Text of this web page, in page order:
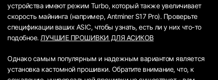
устройства имеют режим Turbo, который также увеличивает
скорость майнинга (например, Antminer S17 Pro). Проверьте
спецификации ваших ASIC, чтобы узнать, есть ли у них что-то
подобное.ЛУЧШИЕ ПРОШИВКИ ДЛЯ АСИКОВ
Однако самым популярным и надежным вариантом является
установка кастомной прошивки. Обратите внимание, что, к